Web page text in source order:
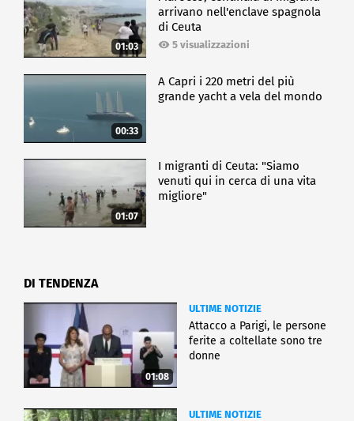
01:03
arrivano nell'enclave spagnola
di Ceuta
5 visualizzazioni
00:33
A Capri i 220 metri del più
grande yacht a vela del mondo
01:07
I migranti di Ceuta: "Siamo
venuti qui in cerca di una vita
migliore"
DI TENDENZA
01:08
ULTIME NOTIZIE
Attacco a Parigi, le persone
ferite a coltellate sono tre
donne
ULTIME NOTIZIE